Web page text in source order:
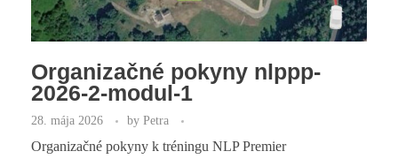
Organizačné pokyny nlppp-
2026-2-modul-1
28. mája 2026 by Petra
Organizačné pokyny k tréningu NLP Premier